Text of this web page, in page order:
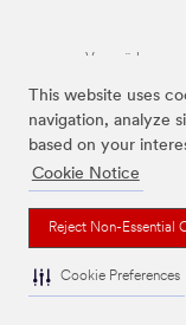
This website uses
navigation, analyze
based on your
Cookie Notice
Reject Non-Essential
Cookie Preferences
Varumärken